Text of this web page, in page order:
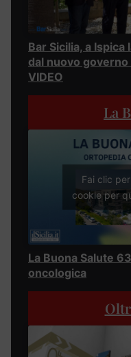
Bar Sicilia, a
dal nuovo governo
VIDEO
La
Fai clic
cookie per
La Buona Salute
oncologica